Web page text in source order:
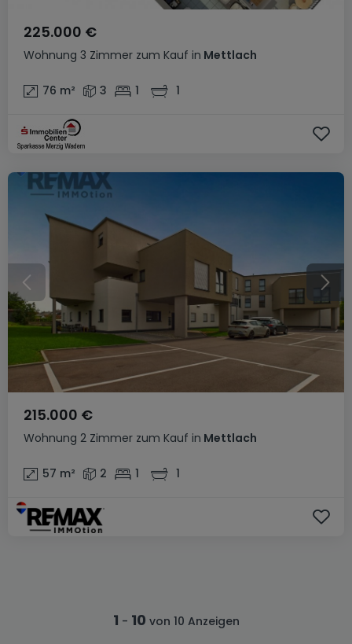
Wohnung 3 Zimmer zum Kauf in Mettlach
225.000 €
76 m² 3 1 1
Wohnung 2 Zimmer zum Kauf in Mettlach
215.000 €
57 m² 2 1 1
1 - 10 von 10 Anzeigen